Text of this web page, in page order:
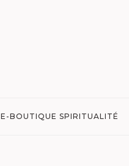
E-BOUTIQUE SPIRITUALITÉ